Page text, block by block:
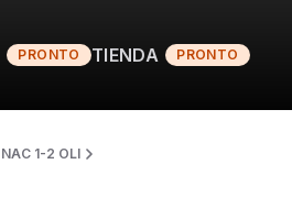
PRONTO TIENDA PRONTO
NAC 1-2 OLI